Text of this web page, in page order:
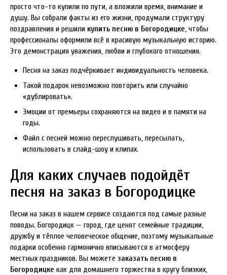
просто что-то купили по пути, а вложили время, внимание и
душу. Вы собрали факты из его жизни, продумали структуру
поздравления и решили купить песню в Богородицке, чтобы
профессионалы оформили всё в красивую музыкальную историю.
Это демонстрация уважения, любви и глубокого отношения.
Песня на заказ подчёркивает индивидуальность человека.
Такой подарок невозможно повторить или случайно
«дублировать».
Эмоции от премьеры сохраняются на видео и в памяти на
годы.
Файл с песней можно переслушивать, пересылать,
использовать в слайд-шоу и клипах.
Для каких случаев подойдёт
песня на заказ в Богородицке
Песни на заказ в нашем сервисе создаются под самые разные
поводы. Богородицк — город, где ценят семейные традиции,
дружбу и тёплое человеческое общение, поэтому музыкальные
подарки особенно гармонично вписываются в атмосферу
местных праздников. Вы можете заказать песню в
Богородицке как для домашнего торжества в кругу близких,